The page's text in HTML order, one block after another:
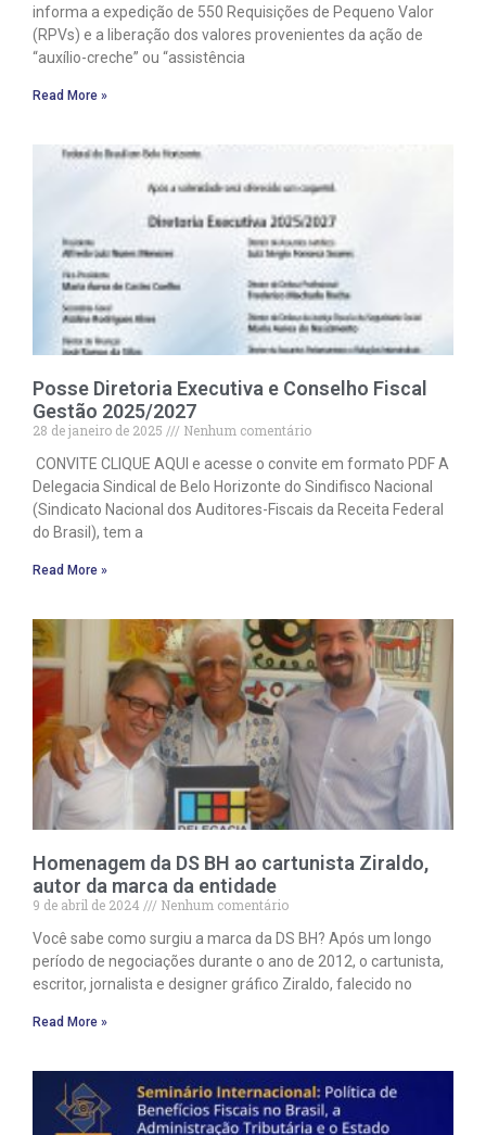
informa a expedição de 550 Requisições de Pequeno Valor
(RPVs) e a liberação dos valores provenientes da ação de
“auxílio-creche” ou “assistência
Read More »
Posse Diretoria Executiva e Conselho Fiscal
Gestão 2025/2027
28 de janeiro de 2025
Nenhum comentário
CONVITE CLIQUE AQUI e acesse o convite em formato PDF A
Delegacia Sindical de Belo Horizonte do Sindifisco Nacional
(Sindicato Nacional dos Auditores-Fiscais da Receita Federal
do Brasil), tem a
Read More »
Homenagem da DS BH ao cartunista Ziraldo,
autor da marca da entidade
9 de abril de 2024
Nenhum comentário
Você sabe como surgiu a marca da DS BH? Após um longo
período de negociações durante o ano de 2012, o cartunista,
escritor, jornalista e designer gráfico Ziraldo, falecido no
Read More »